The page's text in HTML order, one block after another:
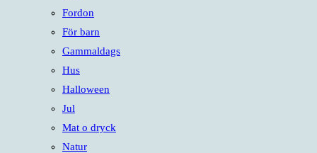
Fordon
För barn
Gammaldags
Hus
Halloween
Jul
Mat o dryck
Natur